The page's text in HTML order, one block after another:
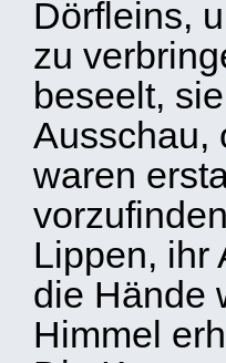
Dörfleins,
zu
beseelt,
Ausschau,
waren
Lippen, ihr
die Hände
Himmel